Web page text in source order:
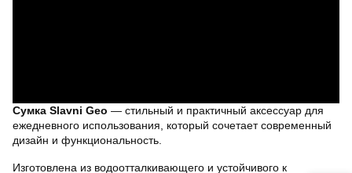
Сумка Slavni Geo — стильный и практичный аксессуар для
ежедневного использования, который сочетает современный
дизайн и функциональность.
Изготовлена из водоотталкивающего и устойчивого к